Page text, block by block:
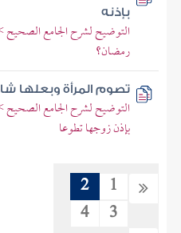
بإذنه
التوضيح لشرح الجامع
رمضان؟
تصوم المرأة وبعلها
التوضيح لشرح الجامع الصحيح
بإذن زوجها تطوعا
1
2
3
4